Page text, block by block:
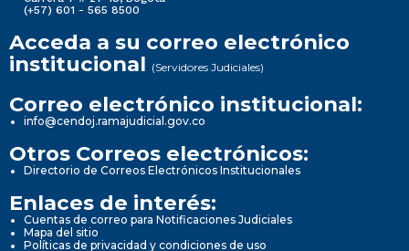
(+57) 601 - 565 8500
Acceda a su correo electrónico
institucional (Servidores Judiciales)
Correo electrónico institucional:
info@cendoj.ramajudicial.gov.co
Otros Correos electrónicos:
Directorio de Correos Electrónicos Institucionales
Enlaces de interés:
Cuentas de correo para Notificaciones Judiciales
Mapa del sitio
Políticas de privacidad y condiciones de uso